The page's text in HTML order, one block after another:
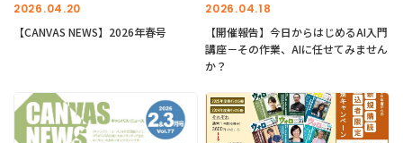
2026.04.20
【CANVAS NEWS】2026年春号
2026.04.18
【開催報告】今日からはじめるAI入門
講座－その作業、AIに任せてみません
か？